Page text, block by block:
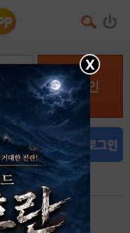
로그인
회원가입
X